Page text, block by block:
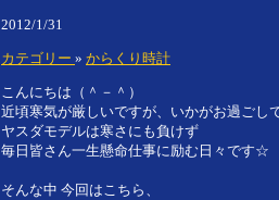
2012/1/31
カテゴリー » からくり時計
こんにちは（＾－＾）
近頃寒気が厳しいですが、いかがお過ごし
ヤスダモデルは寒さにも負けず
毎日皆さん一生懸命仕事に励む日々です☆
そんな中 今回はこちら、